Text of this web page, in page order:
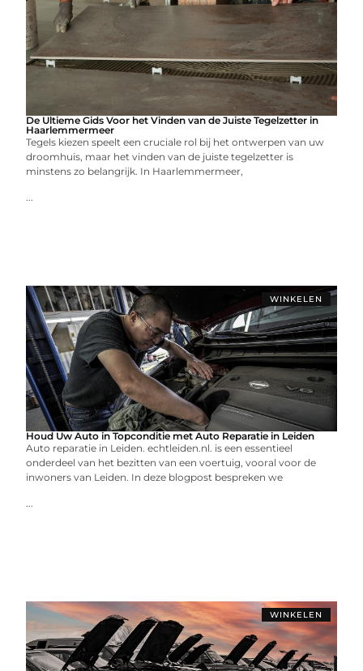
De Ultieme Gids Voor het Vinden van de Juiste Tegelzetter in
Haarlemmermeer
Tegels kiezen speelt een cruciale rol bij het ontwerpen van uw
droomhuis, maar het vinden van de juiste tegelzetter is
minstens zo belangrijk. In Haarlemmermeer,
...
WINKELEN
Houd Uw Auto in Topconditie met Auto Reparatie in Leiden
Auto reparatie in Leiden. echtleiden.nl. is een essentieel
onderdeel van het bezitten van een voertuig, vooral voor de
inwoners van Leiden. In deze blogpost bespreken we
...
WINKELEN